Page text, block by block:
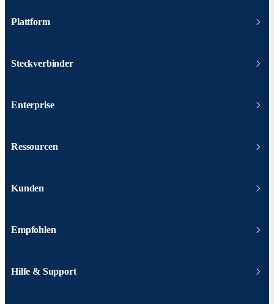
Plattform
Steckverbinder
Enterprise
Ressourcen
Kunden
Empfohlen
Hilfe & Support